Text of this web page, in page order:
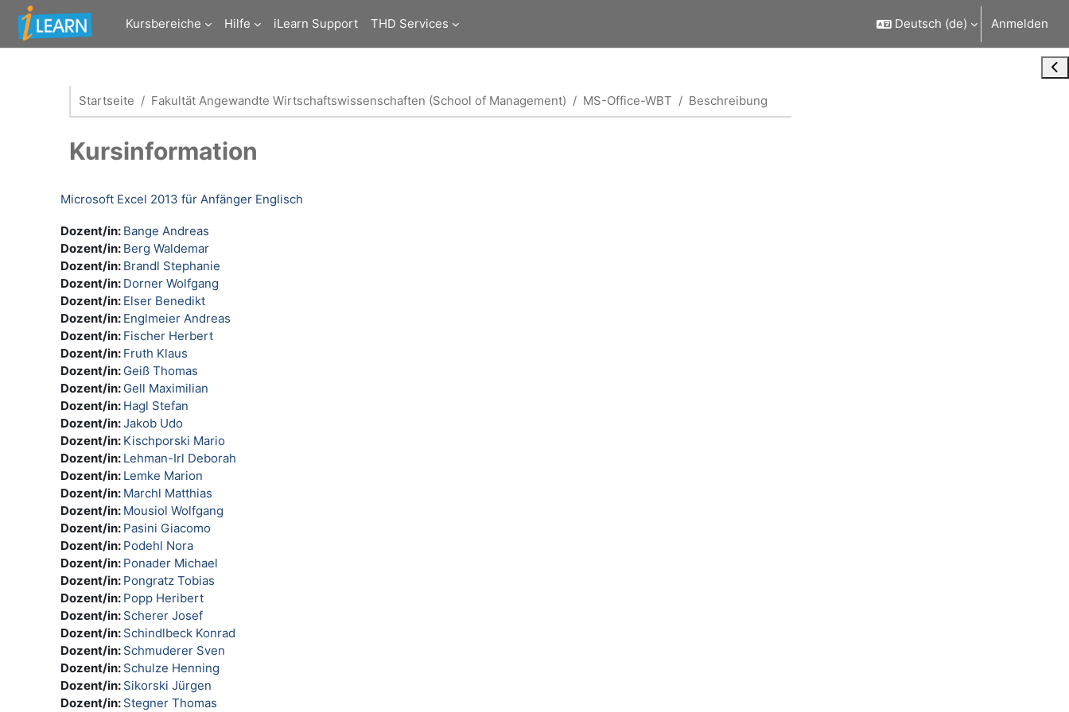
Zum Hauptinhalt
Kursbereiche
Hilfe iLearn Support THD Services Deutsch ‎(de)‎ Anmelden
Startseite Fakultät Angewandte Wirtschaftswissenschaften (School of Management) MS-Office-WBT Beschreibung
Kursinformation
Microsoft Excel 2013 für Anfänger Englisch
Dozent/in: Bange Andreas
Dozent/in: Berg Waldemar
Dozent/in: Brandl Stephanie
Dozent/in: Dorner Wolfgang
Dozent/in: Elser Benedikt
Dozent/in: Englmeier Andreas
Dozent/in: Fischer Herbert
Dozent/in: Fruth Klaus
Dozent/in: Geiß Thomas
Dozent/in: Gell Maximilian
Dozent/in: Hagl Stefan
Dozent/in:Jakob Udo
Dozent/in: Kischporski Mario
Dozent/in: Lehman-Irl Deborah
Dozent/in: Lemke Marion
Dozent/in: Marchl Matthias
Dozent/in: Mousiol Wolfgang
Dozent/in: Pasini Giacomo
Dozent/in: Podehl Nora
Dozent/in: Ponader Michael
Dozent/in: Pongratz Tobias
Dozent/in: Popp Heribert
Dozent/in: Scherer Josef
Dozent/in: Schindlbeck Konrad
Dozent/in: Schmuderer Sven
Dozent/in: Schulze Henning
Dozent/in: Sikorski Jürgen
Dozent/in: Stegner Thomas